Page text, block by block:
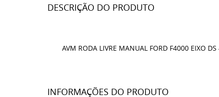
DESCRIÇÃO DO PRODUTO
AVM RODA LIVRE MANUAL FORD F4000 EIXO
INFORMAÇÕES DO PRODUTO